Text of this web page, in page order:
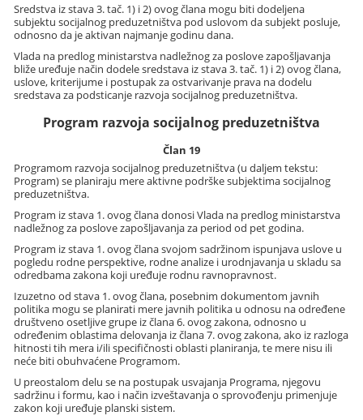
Sredstva iz stava 3. tač. 1) i 2) ovog člana mogu biti dodeljena
subjektu socijalnog preduzetništva pod uslovom da subjekt posluje,
odnosno da je aktivan najmanje godinu dana.
Vlada na predlog ministarstva nadležnog za poslove zapošljavanja
bliže uređuje način dodele sredstava iz stava 3. tač. 1) i 2) ovog člana,
uslove, kriterijume i postupak za ostvarivanje prava na dodelu
sredstava za podsticanje razvoja socijalnog preduzetništva.
Program razvoja socijalnog preduzetništva
Član 19
Programom razvoja socijalnog preduzetništva (u daljem tekstu:
Program) se planiraju mere aktivne podrške subjektima socijalnog
preduzetništva.
Program iz stava 1. ovog člana donosi Vlada na predlog ministarstva
nadležnog za poslove zapošljavanja za period od pet godina.
Program iz stava 1. ovog člana svojom sadržinom ispunjava uslove u
pogledu rodne perspektive, rodne analize i urodnjavanja u skladu sa
odredbama zakona koji uređuje rodnu ravnopravnost.
Izuzetno od stava 1. ovog člana, posebnim dokumentom javnih
politika mogu se planirati mere javnih politika u odnosu na određene
društveno osetljive grupe iz člana 6. ovog zakona, odnosno u
određenim oblastima delovanja iz člana 7. ovog zakona, ako iz razloga
hitnosti tih mera i/ili specifičnosti oblasti planiranja, te mere nisu ili
neće biti obuhvaćene Programom.
U preostalom delu se na postupak usvajanja Programa, njegovu
sadržinu i formu, kao i način izveštavanja o sprovođenju primenjuje
zakon koji uređuje planski sistem.